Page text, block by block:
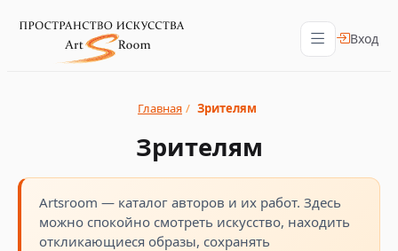
Вход
Главная / Зрителям
Зрителям
Artsroom — каталог авторов и их работ. Здесь
можно спокойно смотреть искусство, находить
откликающиеся образы, сохранять